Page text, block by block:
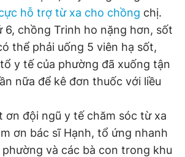
hỗ trợ từ xa cho chồng chị.
6, chồng Trinh ho nặng hơn, sốt
thể phải uống 5 viên hạ sốt,
y tế của phường đã xuống tận
nữa để kê đơn thuốc với liều
ơn đội ngũ y tế chăm sóc từ xa
ơn bác sĩ Hạnh, tổ ứng nhanh
phường và các bà con trong khu